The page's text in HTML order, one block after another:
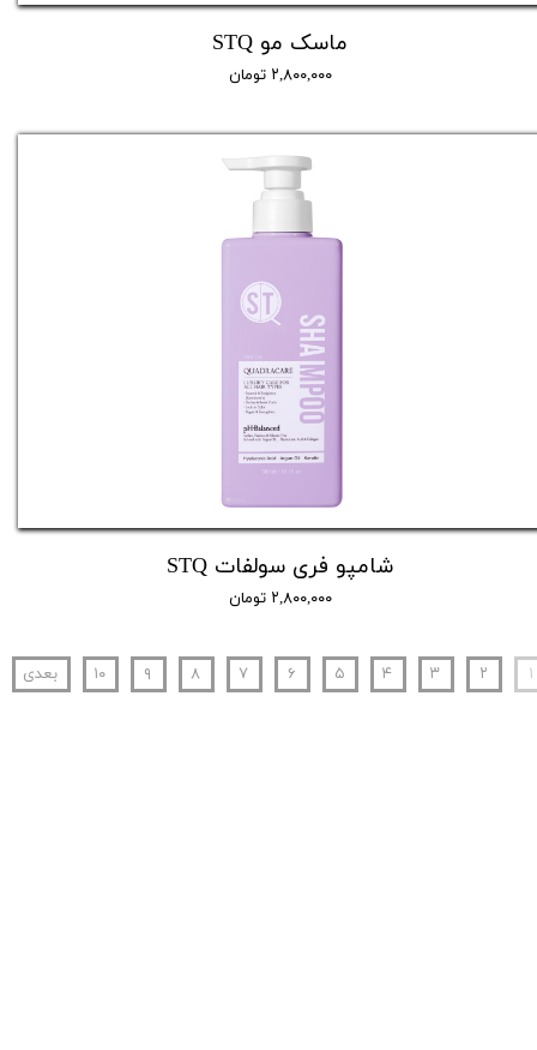
ماسک مو STQ
۲,۸۰۰,۰۰۰ تومان
شامپو فری سولفات STQ
۲,۸۰۰,۰۰۰ تومان
۱ ۲ ۳ ۴ ۵ ۶ ۷ ۸ ۹ ۱۰ بعدی